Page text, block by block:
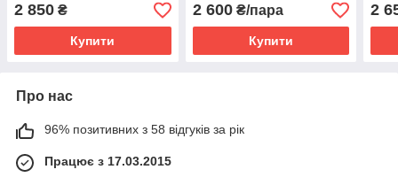
2 850 ₴
Купити
2 600₴/пара
Купити
2
Про нас
96% позитивних з 58 відгуків за рік
Працює з 17.03.2015